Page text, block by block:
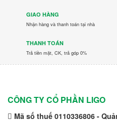
GIAO HÀNG
Nhận hàng và thanh toán tại nhà
THANH TOÁN
Trả tiền mặt, CK, trả góp 0%
CÔNG TY CỔ PHẦN LIGO
Mã số thuế 0110336806 -